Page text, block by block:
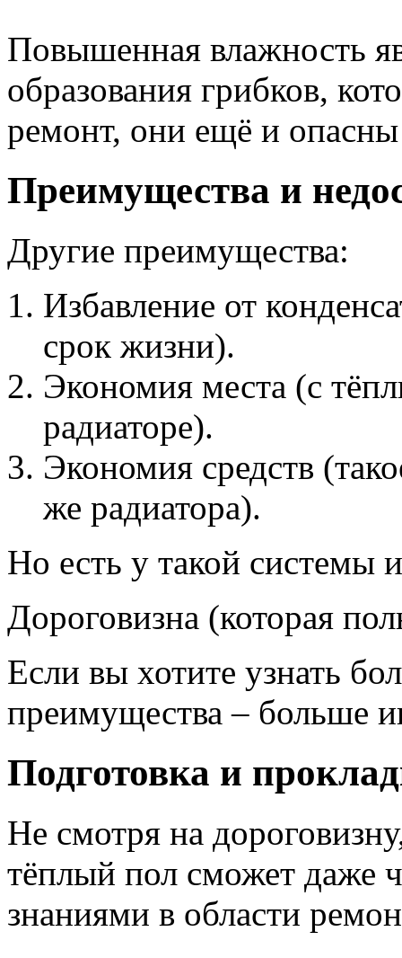
Повышенная влажность
образования грибков,
ремонт, они ещё и опасны
Преимущества и
Другие преимущества:
Избавление от
срок жизни).
Экономия места (с
радиаторе).
Экономия средств
же радиатора).
Но есть у такой системы
Дороговизна (которая
Если вы хотите узнать
преимущества – больше
Подготовка и
Не смотря на
тёплый пол сможет даже
знаниями в области